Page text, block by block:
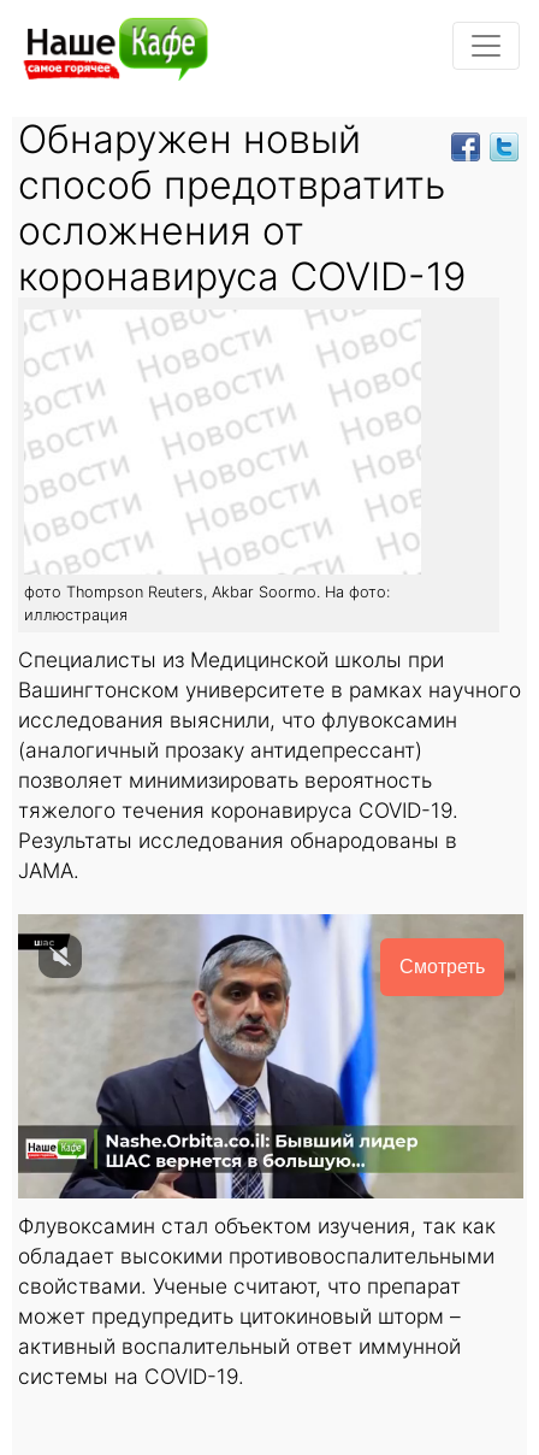
Обнаружен новый
способ предотвратить
осложнения от
коронавируса COVID-19
фото Thompson Reuters, Akbar Soormo. На фото:
иллюстрация
Специалисты из Медицинской школы при
Вашингтонском университете в рамках научного
исследования выяснили, что флувоксамин
(аналогичный прозаку антидепрессант)
позволяет минимизировать вероятность
тяжелого течения коронавируса COVID-19.
Результаты исследования обнародованы в
JAMA.
Смотреть
Флувоксамин стал объектом изучения, так как
обладает высокими противовоспалительными
свойствами. Ученые считают, что препарат
может предупредить цитокиновый шторм –
активный воспалительный ответ иммунной
системы на COVID-19.